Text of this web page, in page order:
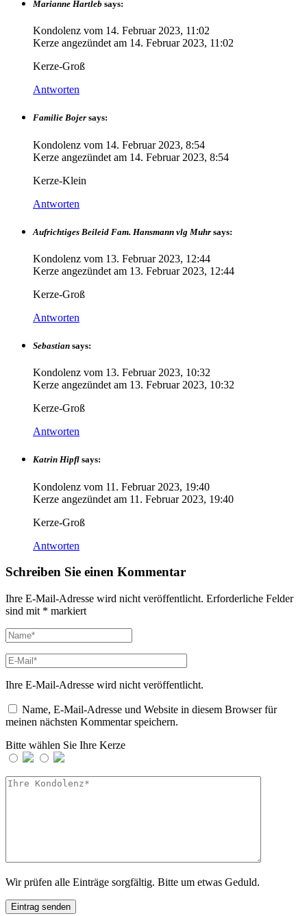
Marianne Hartleb says:
Kondolenz vom 14. Februar 2023, 11:02
Kerze angezündet am 14. Februar 2023, 11:02
Kerze-Groß
Antworten
Familie Bojer says:
Kondolenz vom 14. Februar 2023, 8:54
Kerze angezündet am 14. Februar 2023, 8:54
Kerze-Klein
Antworten
Aufrichtiges Beileid Fam. Hansmann vlg Muhr says:
Kondolenz vom 13. Februar 2023, 12:44
Kerze angezündet am 13. Februar 2023, 12:44
Kerze-Groß
Antworten
Sebastian says:
Kondolenz vom 13. Februar 2023, 10:32
Kerze angezündet am 13. Februar 2023, 10:32
Kerze-Groß
Antworten
Katrin Hipfl says:
Kondolenz vom 11. Februar 2023, 19:40
Kerze angezündet am 11. Februar 2023, 19:40
Kerze-Groß
Antworten
Schreiben Sie einen Kommentar
Ihre E-Mail-Adresse wird nicht veröffentlicht. Erforderliche Felder
sind mit * markiert
Ihre E-Mail-Adresse wird nicht veröffentlicht.
Name, E-Mail-Adresse und Website in diesem Browser für
meinen nächsten Kommentar speichern.
Bitte wählen Sie Ihre Kerze
Wir prüfen alle Einträge sorgfältig. Bitte um etwas Geduld.